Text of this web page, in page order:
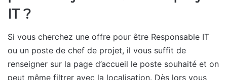
IT ?
Si vous cherchez une offre pour être Responsable IT
ou un poste de chef de projet, il vous suffit de
renseigner sur la page d’accueil le poste souhaité et on
peut même filtrer avec la localisation. Dès lors vous